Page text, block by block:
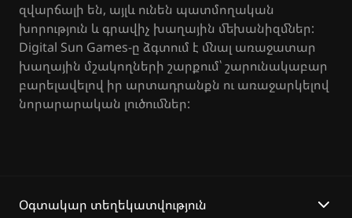
զվարճալի են, այլև ունեն պատմողական
խորություն և գրավիչ խաղային մեխանիզմներ:
Digital Sun Games-ը ձգտում է մնալ առաջատար
խաղային մշակողների շարքում՝ շարունակաբար
բարելավելով իր արտադրանքն ու առաջարկելով
նորարարական լուծումներ:
Օգտակար տեղեկատվություն